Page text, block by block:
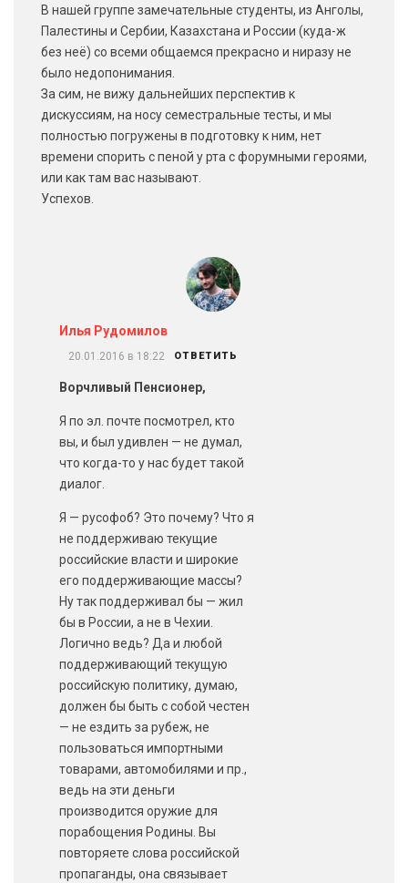
В нашей группе замечательные студенты, из Анголы,
Палестины и Сербии, Казахстана и России (куда-ж
без неё) со всеми общаемся прекрасно и ниразу не
было недопонимания.
За сим, не вижу дальнейших перспектив к
дискуссиям, на носу семестральные тесты, и мы
полностью погружены в подготовку к ним, нет
времени спорить с пеной у рта с форумными героями,
или как там вас называют.
Успехов.
Илья Рудомилов
20.01.2016 в 18:22 ОТВЕТИТЬ
Ворчливый Пенсионер,
Я по эл. почте посмотрел, кто
вы, и был удивлен — не думал,
что когда-то у нас будет такой
диалог.
Я — русофоб? Это почему? Что я
не поддерживаю текущие
российские власти и широкие
его поддерживающие массы?
Ну так поддерживал бы — жил
бы в России, а не в Чехии.
Логично ведь? Да и любой
поддерживающий текущую
российскую политику, думаю,
должен бы быть с собой честен
— не ездить за рубеж, не
пользоваться импортными
товарами, автомобилями и пр.,
ведь на эти деньги
производится оружие для
порабощения Родины. Вы
повторяете слова российской
пропаганды, она связывает